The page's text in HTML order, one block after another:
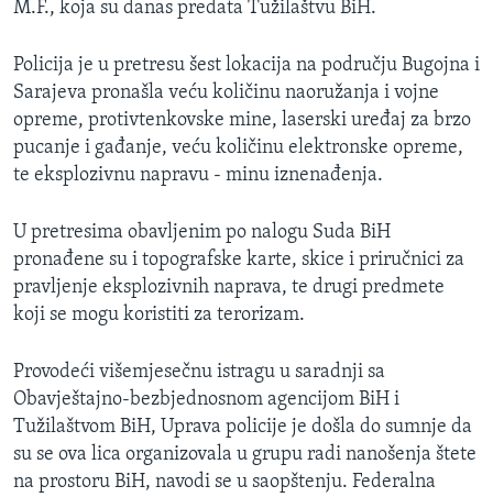
MAGAZIN
O GLASU AMERIKE
Learning English
PRATITE NAS
Jezici
M.F., koja su danas predata Tužilaštvu BiH.
Policija je u pretresu šest lokacija na području Bugojna i
Sarajeva pronašla veću količinu naoružanja i vojne
opreme, protivtenkovske mine, laserski uređaj za brzo
pucanje i gađanje, veću količinu elektronske opreme,
te eksplozivnu napravu - minu iznenađenja.
U pretresima obavljenim po nalogu Suda BiH
pronađene su i topografske karte, skice i priručnici za
pravljenje eksplozivnih naprava, te drugi predmete
koji se mogu koristiti za terorizam.
Provodeći višemjesečnu istragu u saradnji sa
Obavještajno-bezbjednosnom agencijom BiH i
Tužilaštvom BiH, Uprava policije je došla do sumnje da
su se ova lica organizovala u grupu radi nanošenja štete
na prostoru BiH, navodi se u saopštenju. Federalna